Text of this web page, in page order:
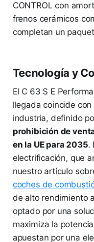
CONTROL con
frenos cerámicos
completan un
Tecnología y
El C 63 S E
llegada coincide
industria, definido
prohibición de
en la UE para 2035.
electrificación, que
nuestro artículo
coches de
de alto rendimiento
optado por una
maximiza la
apuestan por una